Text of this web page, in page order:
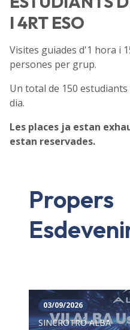
I 4RT ESO
Visites guiades d'1 hora i
persones per grup.
Un total de 150 estudiants
dia.
Les places ja estan
estan reservades.
Propers
03/09/2026
SINCROTRÓ ALBA